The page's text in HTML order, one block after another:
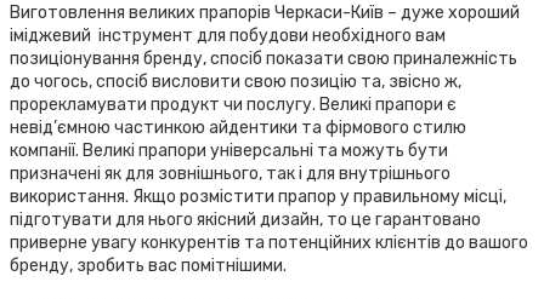
Виготовлення великих прапорів Черкаси-Київ – дуже хороший
іміджевий інструмент для побудови необхідного вам
позиціонування бренду, спосіб показати свою приналежність
до чогось, спосіб висловити свою позицію та, звісно ж,
прорекламувати продукт чи послугу. Великі прапори є
невід’ємною частинкою айдентики та фірмового стилю
компанії. Великі прапори універсальні та можуть бути
призначені як для зовнішнього, так і для внутрішнього
використання. Якщо розмістити прапор у правильному місці,
підготувати для нього якісний дизайн, то це гарантовано
приверне увагу конкурентів та потенційних клієнтів до вашого
бренду, зробить вас помітнішими.